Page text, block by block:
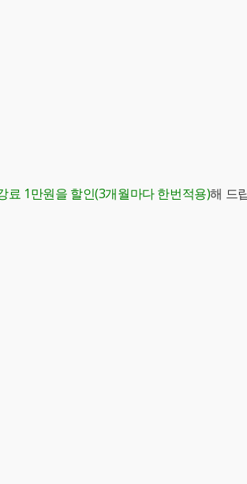
료 1만원을 할인(3개월마다 한번적용)해 드